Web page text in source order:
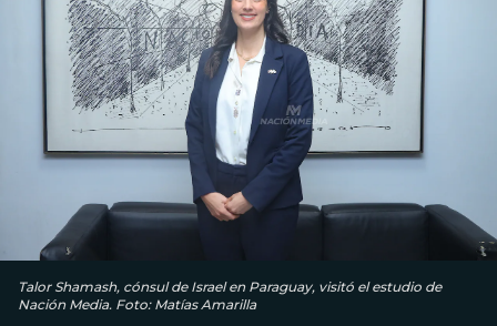
Talor Shamash, cónsul de Israel en Paraguay, visitó el estudio de
Nación Media. Foto: Matías Amarilla